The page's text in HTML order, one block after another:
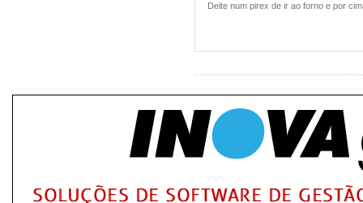
Deite num pirex de ir ao forno e por